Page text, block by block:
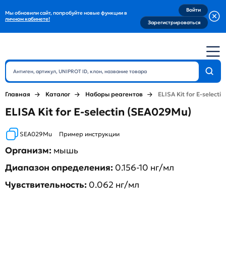
Мы обновили сайт, попробуйте новые функции в
личном кабинете!
Войти
Зарегистрироваться
Главная Каталог Наборы реагентов ELISA Kit for E-selectin
ELISA Kit for E-selectin (SEA029Mu)
SEA029Mu Пример инструкции
Организм: мышь
Диапазон определения: 0.156-10 нг/мл
Чувствительность: 0.062 нг/мл